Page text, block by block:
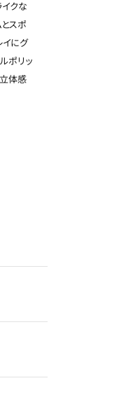
ック/デュアルポリッシュ
クな
スポ
イにグ
ポリッ
体感